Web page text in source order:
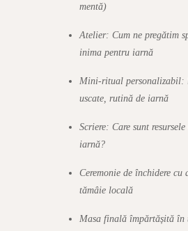
mentă)
Atelier: Cum ne pregătim
inima pentru iarnă
Mini-ritual personalizabil:
uscate, rutină de iarnă
Scriere: Care sunt
iarnă?
Ceremonie de închidere cu
tămâie locală
Masa finală împărtășită în